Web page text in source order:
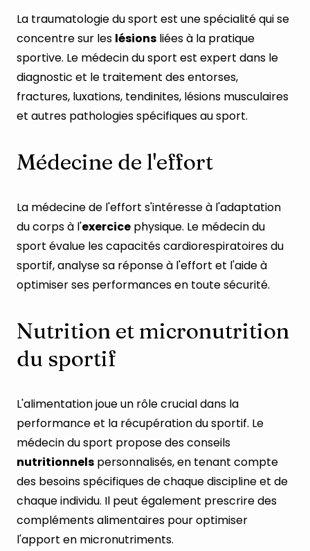
La traumatologie du sport est une spécialité qui se
concentre sur les lésions liées à la pratique
sportive. Le médecin du sport est expert dans le
diagnostic et le traitement des entorses,
fractures, luxations, tendinites, lésions musculaires
et autres pathologies spécifiques au sport.
Médecine de l'effort
La médecine de l'effort s'intéresse à l'adaptation
du corps à l'exercice physique. Le médecin du
sport évalue les capacités cardiorespiratoires du
sportif, analyse sa réponse à l'effort et l'aide à
optimiser ses performances en toute sécurité.
Nutrition et micronutrition
du sportif
L'alimentation joue un rôle crucial dans la
performance et la récupération du sportif. Le
médecin du sport propose des conseils
nutritionnels personnalisés, en tenant compte
des besoins spécifiques de chaque discipline et de
chaque individu. Il peut également prescrire des
compléments alimentaires pour optimiser
l'apport en micronutriments.